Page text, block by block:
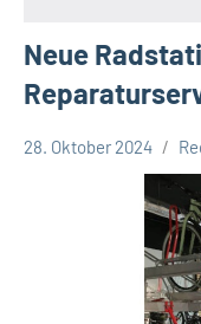
Neue
28. Oktober 2024